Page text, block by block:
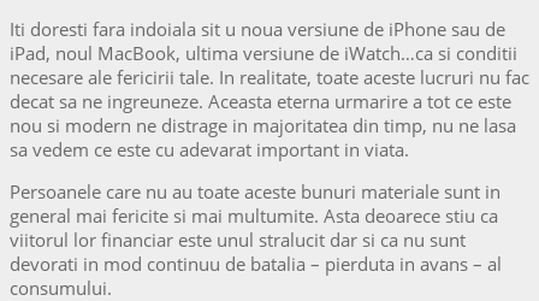
Iti doresti fara indoiala sit u noua versiune de iPhone sau de
iPad, noul MacBook, ultima versiune de iWatch…ca si conditii
necesare ale fericirii tale. In realitate, toate aceste lucruri nu fac
decat sa ne ingreuneze. Aceasta eterna urmarire a tot ce este
nou si modern ne distrage in majoritatea din timp, nu ne lasa
sa vedem ce este cu adevarat important in viata.
Persoanele care nu au toate aceste bunuri materiale sunt in
general mai fericite si mai multumite. Asta deoarece stiu ca
viitorul lor financiar este unul stralucit dar si ca nu sunt
devorati in mod continuu de batalia – pierduta in avans – al
consumului.